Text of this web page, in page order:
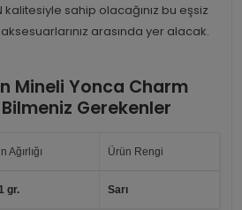
kalitesiyle sahip olacağınız bu eşsiz
arasında yer alacak.
Mineli Yonca Charm
Gerekenler
Ağırlığı Ürün Rengi
gr. Sarı